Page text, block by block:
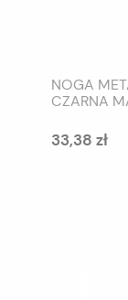
NOGA
CZARNA
33,38 zł